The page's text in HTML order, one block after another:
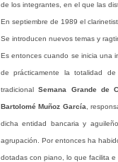
de los integrantes, en el que las
En septiembre de 1989 el
Se introducen nuevos temas y
Es entonces cuando se inicia una
de prácticamente la totalidad
tradicionalSemana Grande de
Bartolomé Muñoz García ,
dicha entidad bancaria y
agrupación. Por entonces ha
dotadas con piano, lo que facilita